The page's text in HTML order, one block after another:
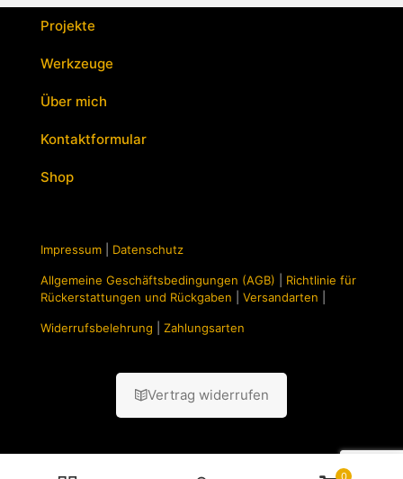
Projekte
Werkzeuge
Über mich
Kontaktformular
Shop
Impressum Datenschutz
Allgemeine Geschäftsbedingungen (AGB)
Richtlinie für
Rückerstattungen und Rückgaben
Versandarten
Widerrufsbelehrung Zahlungsarten
Vertrag widerrufen
0